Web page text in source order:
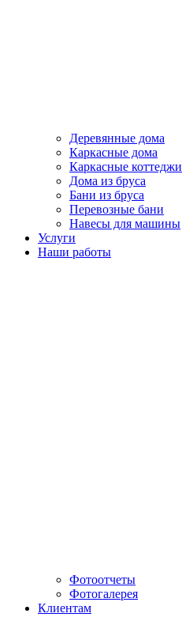
Деревянные дома
Каркасные дома
Каркасные коттеджи
Дома из бруса
Бани из бруса
Перевозные бани
Навесы для машины
Услуги
Наши работы
Фотоотчеты
Фотогалерея
Клиентам